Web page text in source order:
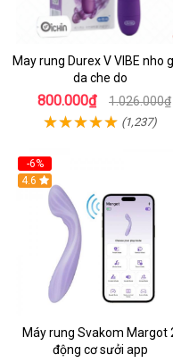
May rung Durex V VIBE nho
da che do
800.000₫ 1.026.000₫
(1,237)
-6%
4.6
Máy rung Svakom Margot
động cơ sưởi app